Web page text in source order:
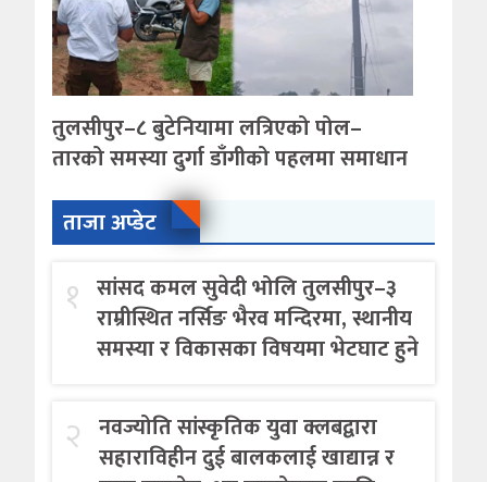
तुलसीपुर–८ बुटेनियामा लत्रिएको पोल–
तारको समस्या दुर्गा डाँगीको पहलमा समाधान
ताजा अप्डेट
१ सांसद कमल सुवेदी भोलि तुलसीपुर–३
राम्रीस्थित नर्सिङ भैरव मन्दिरमा, स्थानीय
समस्या र विकासका विषयमा भेटघाट हुने
२ नवज्योति सांस्कृतिक युवा क्लबद्वारा
सहाराविहीन दुई बालकलाई खाद्यान्न र